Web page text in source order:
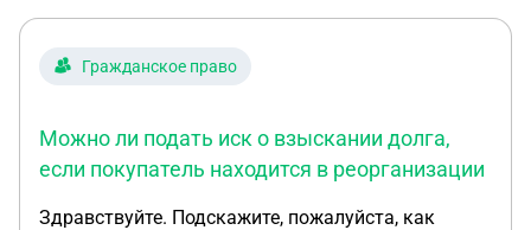
Гражданское право
Можно ли подать иск о взыскании долга,
если покупатель находится в реорганизации
Здравствуйте. Подскажите, пожалуйста, как